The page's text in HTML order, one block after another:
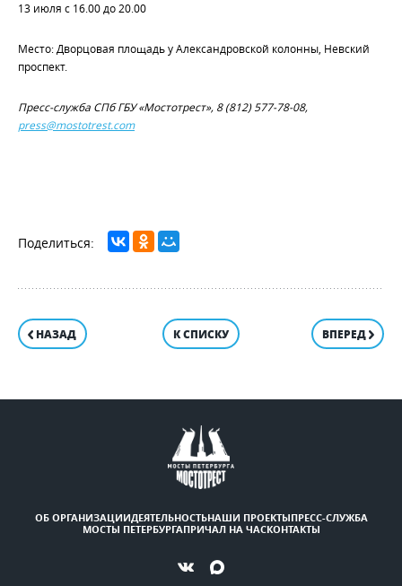
13 июля с 16.00 до 20.00
Место: Дворцовая площадь у Александровской колонны, Невский
проспект.
Пресс-служба СПб ГБУ «Мостотрест», 8 (812) 577-78-08,
press@mostotrest.com
НАЗАД К СПИСКУ ВПЕРЕД
ОБ ОРГАНИЗАЦИИДЕЯТЕЛЬНОСТЬНАШИ ПРОЕКТЫПРЕСС-СЛУЖБА
МОСТЫ ПЕТЕРБУРГАПРИЧАЛ НА ЧАСКОНТАКТЫ